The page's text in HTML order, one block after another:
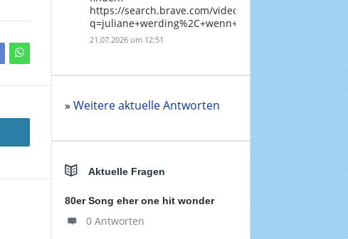
https://search.brave.com/videos?
21.07.2026 um 12:51
» Weitere aktuelle Antworten
Aktuelle Fragen
80er Song eher one hit wonder
0 Antworten